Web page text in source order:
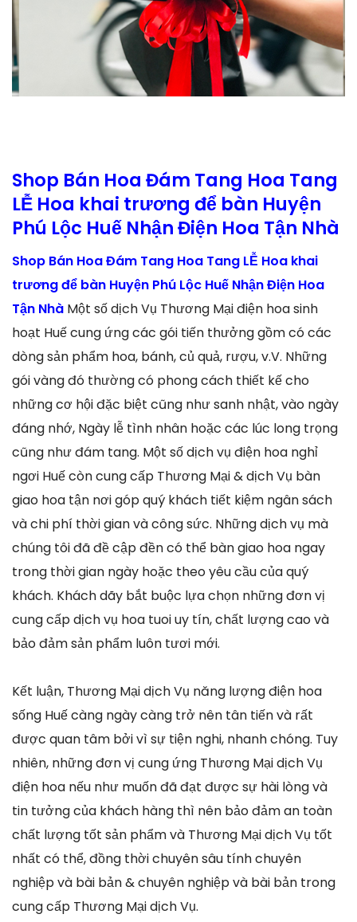
Shop Bán Hoa Đám Tang Hoa Tang
LỄ Hoa khai trương để bàn Huyện
Phú Lộc Huế Nhận Điện Hoa Tận Nhà
Shop Bán Hoa Đám Tang Hoa Tang LỄ Hoa khai
trương để bàn Huyện Phú Lộc Huế Nhận Điện Hoa
Tận Nhà Một số dịch Vụ Thương Mại điện hoa sinh
hoạt Huế cung ứng các gói tiến thưởng gồm có các
dòng sản phẩm hoa, bánh, củ quả, rượu, v.V. Những
gói vàng đó thường có phong cách thiết kế cho
những cơ hội đặc biệt cũng như sanh nhật, vào ngày
đáng nhớ, Ngày lễ tình nhân hoặc các lúc long trọng
cũng như đám tang. Một số dịch vụ điện hoa nghỉ
ngơi Huế còn cung cấp Thương Mại & dịch Vụ bàn
giao hoa tận nơi góp quý khách tiết kiệm ngân sách
và chi phí thời gian và công sức. Những dịch vụ mà
chúng tôi đã đề cập đền có thể bàn giao hoa ngay
trong thời gian ngày hoặc theo yêu cầu của quý
khách. Khách dãy bắt buộc lựa chọn những đơn vị
cung cấp dịch vụ hoa tuoi uy tín, chất lượng cao và
bảo đảm sản phẩm luôn tươi mới.
Kết luận, Thương Mại dịch Vụ năng lượng điện hoa
sống Huế càng ngày càng trở nên tân tiến và rất
được quan tâm bởi vì sự tiện nghi, nhanh chóng. Tuy
nhiên, những đơn vị cung ứng Thương Mại dịch Vụ
điện hoa nếu như muốn đã đạt được sự hài lòng và
tin tưởng của khách hàng thì nên bảo đảm an toàn
chất lượng tốt sản phẩm và Thương Mại dịch Vụ tốt
nhất có thể, đồng thời chuyên sâu tính chuyên
nghiệp và bài bản & chuyên nghiệp và bài bản trong
cung cấp Thương Mại dịch Vụ.